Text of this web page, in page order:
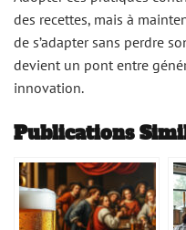
des recettes, mais à
de s’adapter sans perdre
devient un pont entre
innovation.
Publications